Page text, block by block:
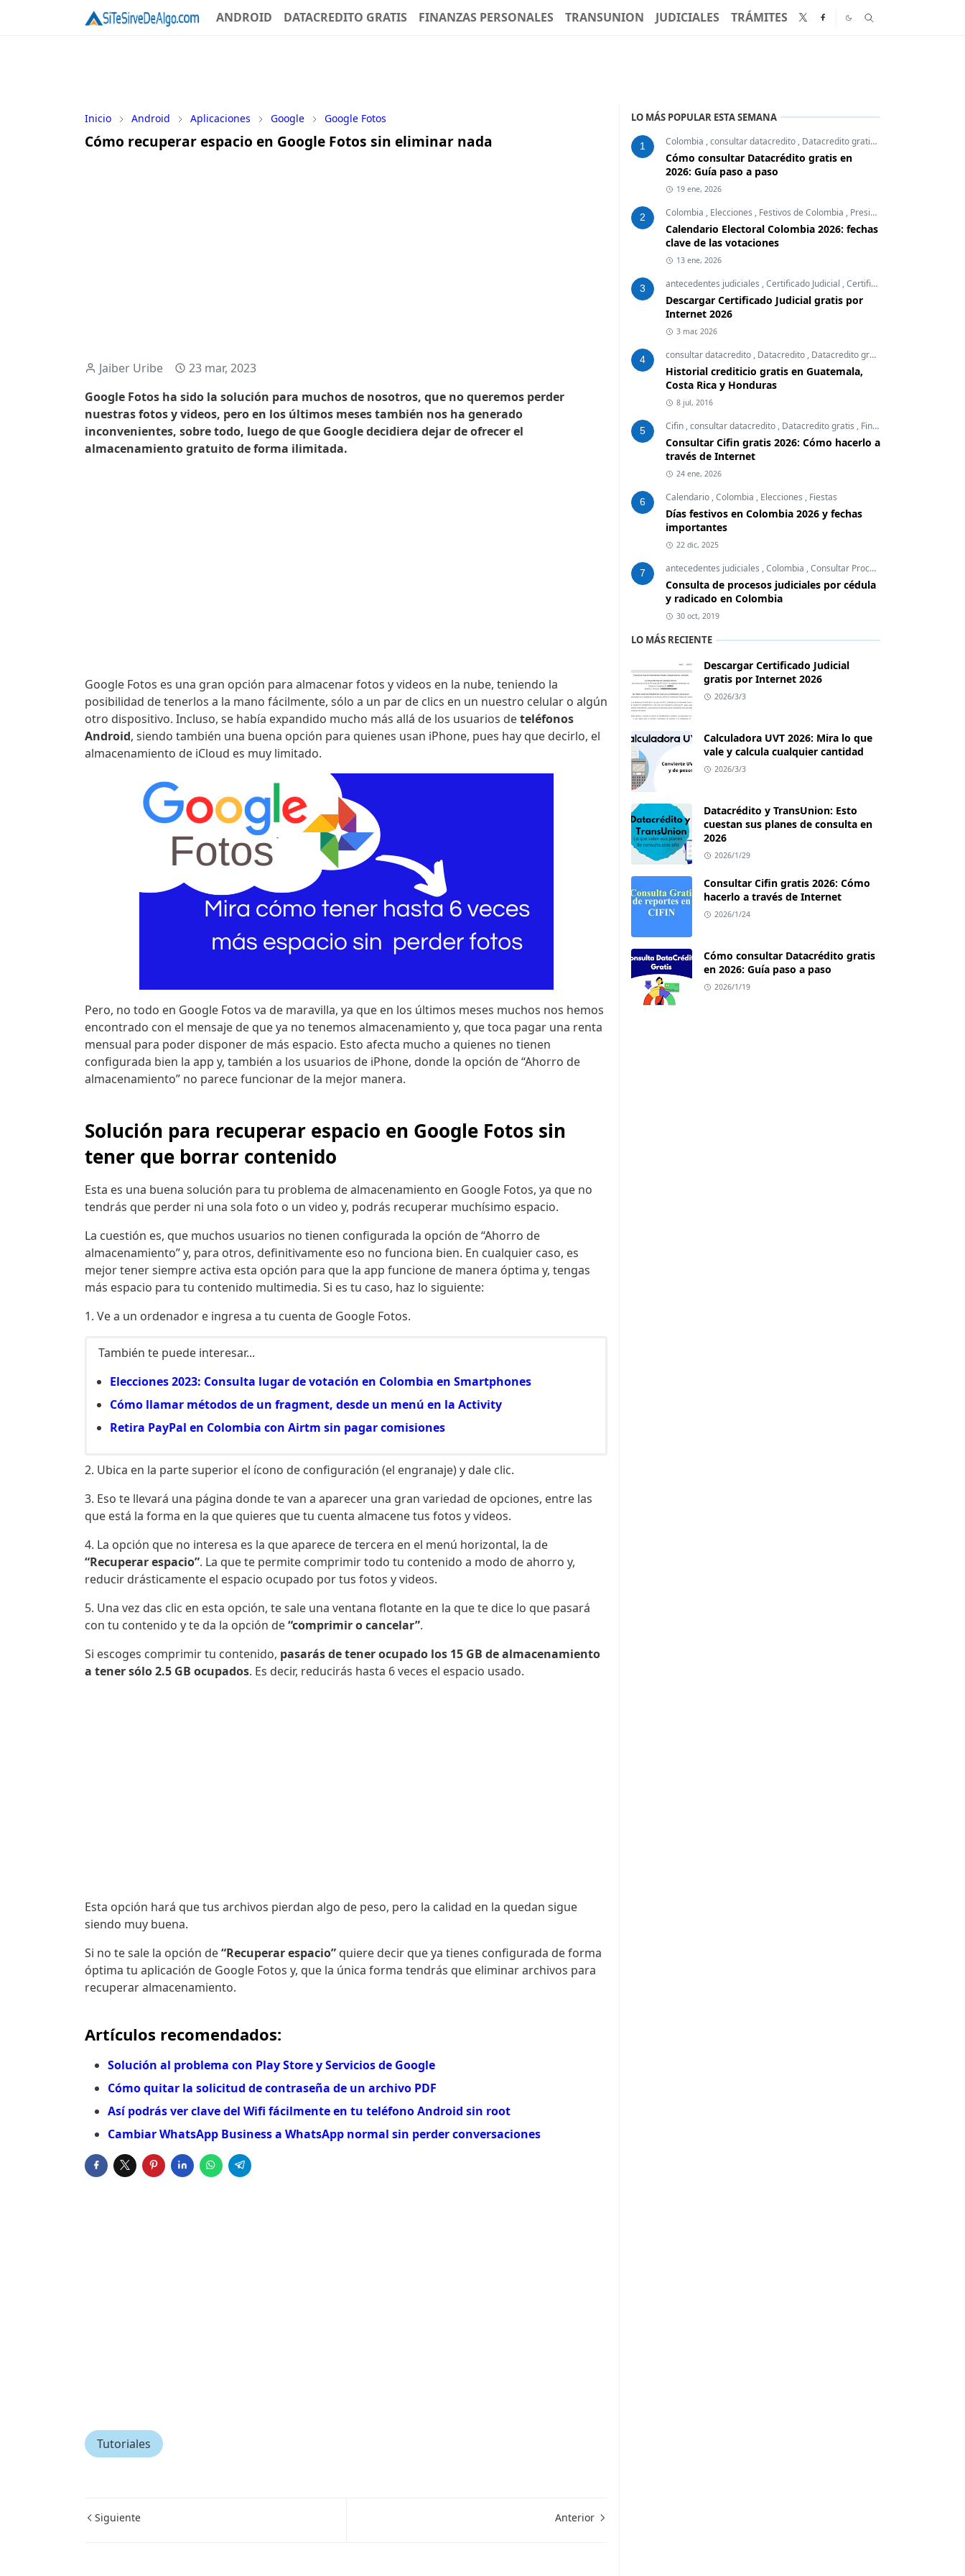
ANDROID DATACREDITO GRATIS FINANZAS PERSONALES TRANSUNION JUDICIALES TRÁMITES
Inicio Android Aplicaciones Google Google Fotos
Cómo recuperar espacio en Google Fotos sin eliminar nada
Jaiber Uribe
23 mar, 2023
Google Fotos ha sido la solución para muchos de nosotros, que no queremos perder
nuestras fotos y videos, pero en los últimos meses también nos ha generado
inconvenientes, sobre todo, luego de que Google decidiera dejar de ofrecer el
almacenamiento gratuito de forma ilimitada.
Google Fotos es una gran opción para almacenar fotos y videos en la nube, teniendo la
posibilidad de tenerlos a la mano fácilmente, sólo a un par de clics en un nuestro celular o algún
otro dispositivo. Incluso, se había expandido mucho más allá de los usuarios deteléfonos
Android, siendo también una buena opción para quienes usan iPhone, pues hay que decirlo, el
almacenamiento de iCloud es muy limitado.
Pero, no todo en Google Fotos va de maravilla, ya que en los últimos meses muchos nos hemos
encontrado con el mensaje de que ya no tenemos almacenamiento y, que toca pagar una renta
mensual para poder disponer de más espacio. Esto afecta mucho a quienes no tienen
configurada bien la app y, también a los usuarios de iPhone, donde la opción de “Ahorro de
almacenamiento” no parece funcionar de la mejor manera.
Solución para recuperar espacio en Google Fotos sin
tener que borrar contenido
Esta es una buena solución para tu problema de almacenamiento en Google Fotos, ya que no
tendrás que perder ni una sola foto o un video y, podrás recuperar muchísimo espacio.
La cuestión es, que muchos usuarios no tienen configurada la opción de “Ahorro de
almacenamiento” y, para otros, definitivamente eso no funciona bien. En cualquier caso, es
mejor tener siempre activa esta opción para que la app funcione de manera óptima y, tengas
más espacio para tu contenido multimedia. Si es tu caso, haz lo siguiente:
1. Ve a un ordenador e ingresa a tu cuenta de Google Fotos.
También te puede interesar...
Elecciones 2023: Consulta lugar de votación en Colombia en Smartphones
Cómo llamar métodos de un fragment, desde un menú en la Activity
Retira PayPal en Colombia con Airtm sin pagar comisiones
2. Ubica en la parte superior el ícono de configuración (el engranaje) y dale clic.
3. Eso te llevará una página donde te van a aparecer una gran variedad de opciones, entre las
que está la forma en la que quieres que tu cuenta almacene tus fotos y videos.
4. La opción que no interesa es la que aparece de tercera en el menú horizontal, la de
“Recuperar espacio”. La que te permite comprimir todo tu contenido a modo de ahorro y,
reducir drásticamente el espacio ocupado por tus fotos y videos.
5. Una vez das clic en esta opción, te sale una ventana flotante en la que te dice lo que pasará
con tu contenido y te da la opción de“comprimir o cancelar”.
Si escoges comprimir tu contenido, pasarás de tener ocupado los 15 GB de almacenamiento
a tener sólo 2.5 GB ocupados. Es decir, reducirás hasta 6 veces el espacio usado.
Esta opción hará que tus archivos pierdan algo de peso, pero la calidad en la quedan sigue
siendo muy buena.
Si no te sale la opción de“Recuperar espacio” quiere decir que ya tienes configurada de forma
óptima tu aplicación de Google Fotos y, que la única forma tendrás que eliminar archivos para
recuperar almacenamiento.
Artículos recomendados:
Solución al problema con Play Store y Servicios de Google
Cómo quitar la solicitud de contraseña de un archivo PDF
Así podrás ver clave del Wifi fácilmente en tu teléfono Android sin root
Cambiar WhatsApp Business a WhatsApp normal sin perder conversaciones
Tutoriales
Siguiente Anterior
LO MÁS POPULAR ESTA SEMANA
1 Colombia ,consultar datacredito , Datacredito gratis
Cómo consultar Datacrédito gratis en
2026: Guía paso a paso
19 ene, 2026
2 Colombia , Elecciones , Festivos de Colombia , Presidente
Calendario Electoral Colombia 2026: fechas
clave de las votaciones
13 ene, 2026
3 antecedentes judiciales ,Certificado Judicial ,Certificados Colombia
Descargar Certificado Judicial gratis por
Internet 2026
3 mar, 2026
4 consultar datacredito , Datacredito , Datacredito gratis
Historial crediticio gratis en Guatemala,
Costa Rica y Honduras
8 jul, 2016
5 Cifin ,consultar datacredito , Datacredito gratis , Finanzas Personales
Consultar Cifin gratis 2026: Cómo hacerlo a
través de Internet
24 ene, 2026
6 Calendario ,Colombia , Elecciones , Fiestas
Días festivos en Colombia 2026 y fechas
importantes
22 dic, 2025
7 antecedentes judiciales ,Colombia ,Consultar Procesos Judiciales
Consulta de procesos judiciales por cédula
y radicado en Colombia
30 oct, 2019
LO MÁS RECIENTE
Descargar Certificado Judicial
gratis por Internet 2026
2026/3/3
Calculadora UVT 2026: Mira lo que
vale y calcula cualquier cantidad
2026/3/3
Datacrédito y TransUnion: Esto
cuestan sus planes de consulta en
2026
2026/1/29
Consultar Cifin gratis 2026: Cómo
hacerlo a través de Internet
2026/1/24
Cómo consultar Datacrédito gratis
en 2026: Guía paso a paso
2026/1/19